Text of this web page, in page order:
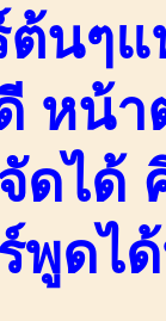
ต้นๆ
หน้
ดได้
พูดไ